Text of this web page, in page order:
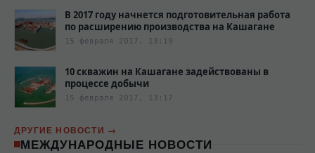
В 2017 году начнется подготовительная работа
по расширению производства на Кашагане
15 февраля 2017, 13:19
10 скважин на Кашагане задействованы в
процессе добычи
15 февраля 2017, 13:17
ДРУГИЕ НОВОСТИ
МЕЖДУНАРОДНЫЕ НОВОСТИ